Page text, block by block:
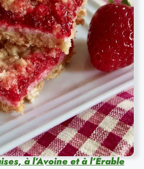
à l’Avoine et à l’Érable